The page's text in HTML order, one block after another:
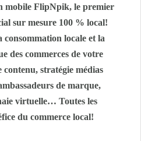
mobile FlipNpik, le premier
sur mesure 100 % local!
consommation locale et la
des commerces de votre
stratégie médias
de marque,
virtuelle… Toutes les
du commerce local!